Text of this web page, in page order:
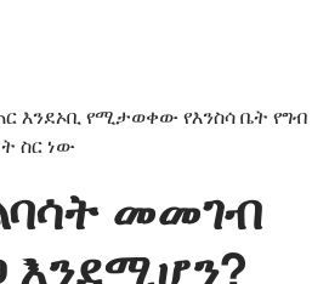
እንደኦቢ የሚታወቀው የእንስሳ ቤት የግብ
ስር ነው
መመገብ
እንደሚሆን?